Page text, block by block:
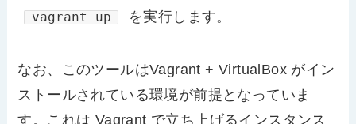
vagrant up を実行します。
なお、このツールはVagrant + VirtualBox がイン
ストールされている環境が前提となっていま
す。これは Vagrant で立ち上げるインスタンス